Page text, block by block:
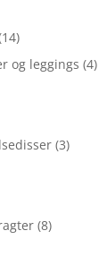
og leggings (4)
(3)
(8)